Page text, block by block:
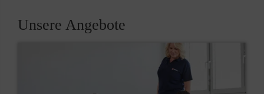
Unsere Angebote